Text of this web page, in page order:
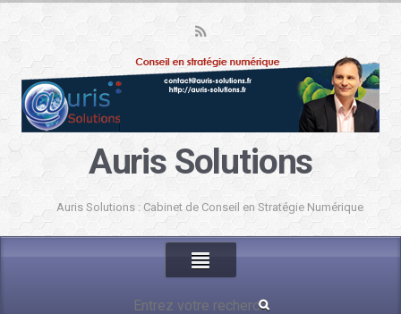
Auris Solutions
Auris Solutions : Cabinet de Conseil en Stratégie Numérique